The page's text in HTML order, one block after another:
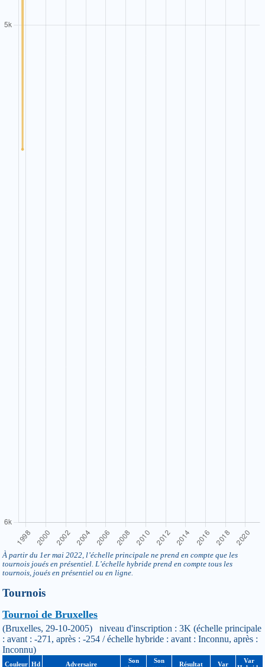
À partir du 1er mai 2022, l’échelle principale ne prend en compte que les
tournois joués en présentiel. L’échelle hybride prend en compte tous les
tournois, joués en présentiel ou en ligne.
Tournois
Tournoi de Bruxelles
(Bruxelles, 29-10-2005) niveau d'inscription : 3K (échelle principale
: avant : -271, après : -254 / échelle hybride : avant : Inconnu, après :
Inconnu)
Couleur Hd Adversaire
Son
Son
Résultat Var
Var